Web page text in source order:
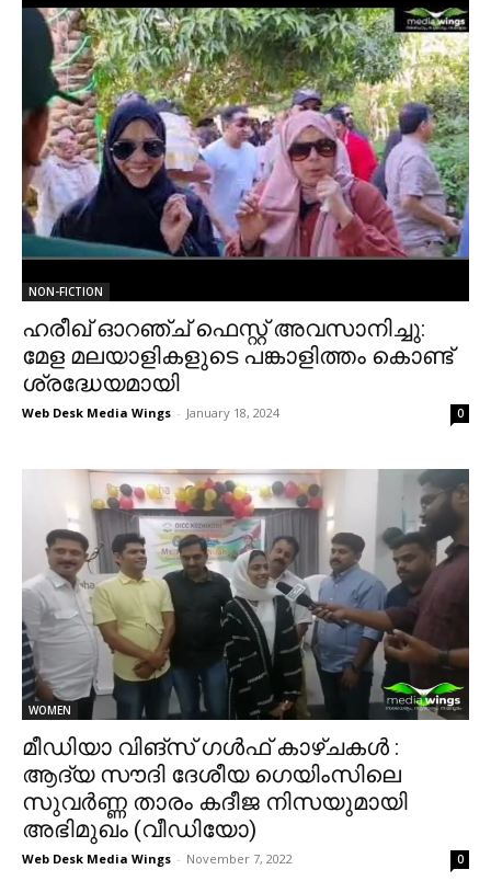
NON-FICTION
ഹരീഖ് ഓറഞ്ച് ഫെസ്റ്റ് അവസാനിച്ചു:
മേള മലയാളികളുടെ പങ്കാളിത്തം കൊണ്ട്
ശ്രദ്ധേയമായി
Web Desk Media Wings - January 18, 2024 0
WOMEN
മീഡിയാ വിങ്സ് ഗൾഫ് കാഴ്ചകൾ :
ആദ്യ സൗദി ദേശീയ ഗെയിംസിലെ
സുവർണ്ണ താരം കദീജ നിസയുമായി
അഭിമുഖം (വീഡിയോ)
Web Desk Media Wings - November 7, 2022 0